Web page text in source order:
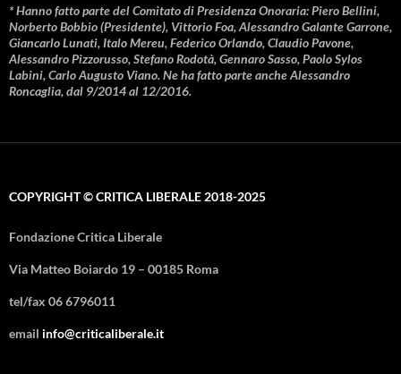
* Hanno fatto parte del Comitato di Presidenza Onoraria: Piero Bellini,
Norberto Bobbio (Presidente), Vittorio Foa, Alessandro Galante Garrone,
Giancarlo Lunati, Italo Mereu, Federico Orlando, Claudio Pavone,
Alessandro Pizzorusso, Stefano Rodotà, Gennaro Sasso, Paolo Sylos
Labini, Carlo Augusto Viano. Ne ha fatto parte anche Alessandro
Roncaglia, dal 9/2014 al 12/2016.
COPYRIGHT © CRITICA LIBERALE 2018-2025
Fondazione Critica Liberale
Via Matteo Boiardo 19 – 00185 Roma
tel/fax 06 6796011
email info@criticaliberale.it